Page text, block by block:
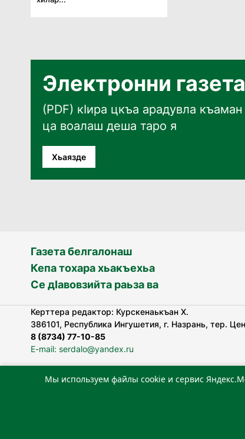
Электронни
(PDF) кӀира цкъа арадувла
ца воалаш деша таро я
Хьаязде
Газета белгалонаш
Кепа тохара хьакъехьа
Се дӀавовзийта раьза ва
Керттера редактор: Курскенаькъан Х.
386101, Республика Ингушетия, г. Назрань, тер.
8 (8734) 77-10-85
E-mail: serdalo@yandex.ru
«Сердало» газета арадувлар чIоагIдаьд
Реестровая запись СМИ: ЭЛ № ФС 77-78323 от
Мы используем файлы cookie и сервис